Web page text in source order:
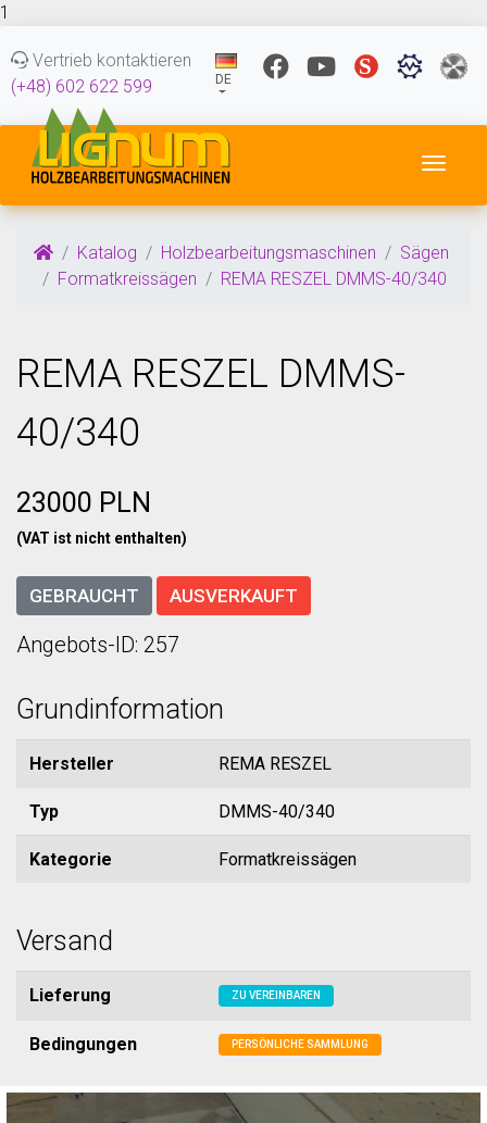
1
Vertrieb kontaktieren
(+48) 602 622 599
DE
Katalog Holzbearbeitungsmaschinen
Sägen
Formatkreissägen
REMA RESZEL DMMS-40/340
REMA RESZEL DMMS-
40/340
23000 PLN
(VAT ist nicht enthalten)
GEBRAUCHT AUSVERKAUFT
Angebots-ID: 257
Grundinformation
Hersteller REMA RESZEL
Typ DMMS-40/340
Kategorie Formatkreissägen
Versand
Lieferung ZU VEREINBAREN
Bedingungen PERSÖNLICHE SAMMLUNG